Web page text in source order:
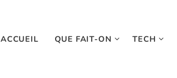
ACCUEIL QUE FAIT-ON TECH